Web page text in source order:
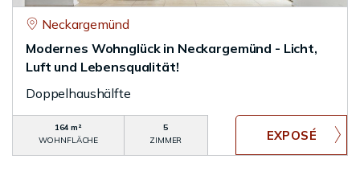
Neckargemünd
Modernes Wohnglück in Neckargemünd - Licht,
Luft und Lebensqualität!
Doppelhaushälfte
164 m²
WOHNFLÄCHE
5
ZIMMER